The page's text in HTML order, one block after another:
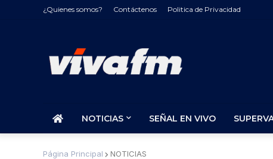
¿Quienes somos? Contáctenos Politica de Privacidad
NOTICIAS SEÑAL EN VIVO
Página Principal NOTICIAS